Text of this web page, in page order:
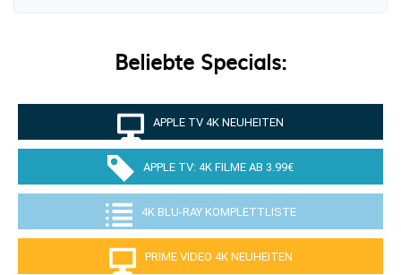
Beliebte Specials:
APPLE TV 4K NEUHEITEN
APPLE TV: 4K FILME AB 3.99€
4K BLU-RAY KOMPLETTLISTE
PRIME VIDEO 4K NEUHEITEN